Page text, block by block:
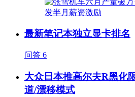
最新笔记本独立显卡排名
问答 6
大众日本推高尔夫R黑化
道/漂移模式